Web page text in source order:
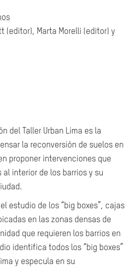
(editor), Marta Morelli (editor) y
del Taller Urban Lima es la
la reconversión de suelos en
proponer intervenciones que
al interior de los barrios y su
estudio de los “big boxes”, cajas
en las zonas densas de
que requieren los barrios en
identifica todos los “big boxes”
y especula en su